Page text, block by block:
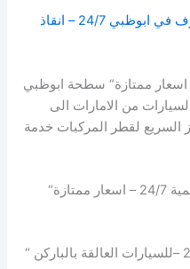
”بردكون استرداد انقاذ سيارات النوف في ابوظبي 24/7 – انقاذ
استرداد انقاذ شاه 24/7 – اسعار ممتازة“ سطحة ابوظبي
من الامارات الى
السريع لقطر المركبات خدمة
”بردكون استرداد انقاذ ممتازة السلمية 24/7 – اسعار ممتازة“